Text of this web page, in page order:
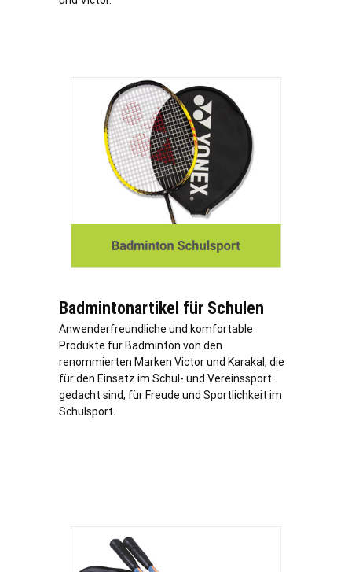
Badmintonartikel für Schulen
Anwenderfreundliche und komfortable
Produkte für Badminton von den
renommierten Marken Victor und Karakal, die
für den Einsatz im Schul- und Vereinssport
gedacht sind, für Freude und Sportlichkeit im
Schulsport.